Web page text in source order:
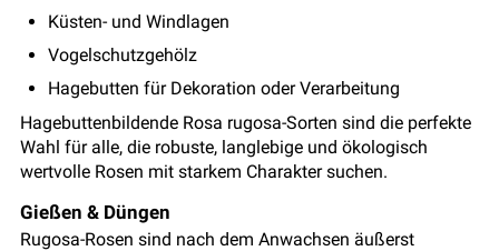
Küsten- und Windlagen
Vogelschutzgehölz
Hagebutten für Dekoration oder Verarbeitung
Hagebuttenbildende Rosa rugosa-Sorten sind die perfekte
Wahl für alle, die robuste, langlebige und ökologisch
wertvolle Rosen mit starkem Charakter suchen.
Gießen & Düngen
Rugosa-Rosen sind nach dem Anwachsen äußerst